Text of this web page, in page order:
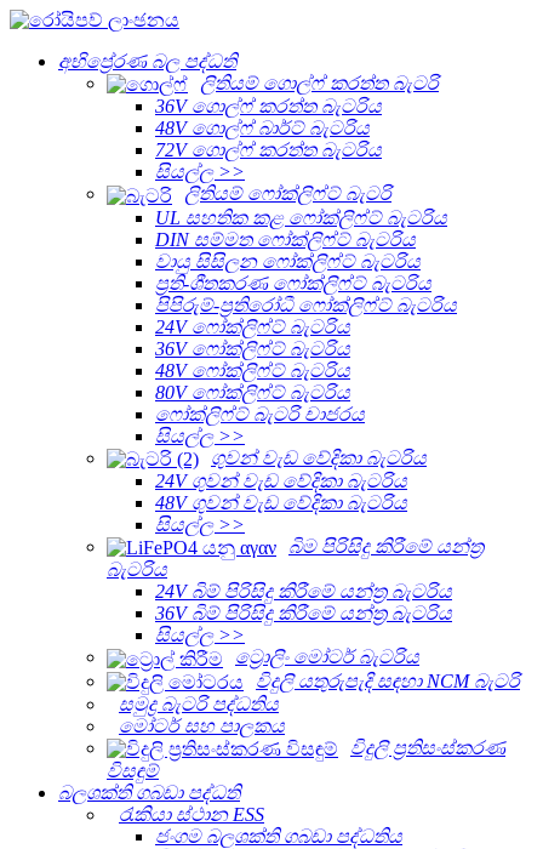
අභිප්‍රේරණ බල පද්ධති
ලිතියම් ගොල්ෆ් කරත්ත බැටරි
36V ගොල්ෆ් කරත්ත බැටරිය
48V ගොල්ෆ් බාර්ට් බැටරිය
72V ගොල්ෆ් කරත්ත බැටරිය
සියල්ල >>
ලිතියම් ෆෝක්ලිෆ්ට් බැටරි
UL සහතික කළ ෆෝක්ලිෆ්ට් බැටරිය
DIN සම්මත ෆෝක්ලිෆ්ට් බැටරිය
වායු සිසිලන ෆෝක්ලිෆ්ට් බැටරිය
ප්‍රති-ශීතකරණ ෆෝක්ලිෆ්ට් බැටරිය
පිපිරුම්-ප්‍රතිරෝධී ෆෝක්ලිෆ්ට් බැටරිය
24V ෆෝක්ලිෆ්ට් බැටරිය
36V ෆෝක්ලිෆ්ට් බැටරිය
48V ෆෝක්ලිෆ්ට් බැටරිය
80V ෆෝක්ලිෆ්ට් බැටරිය
ෆෝක්ලිෆ්ට් බැටරි චාජරය
සියල්ල >>
ගුවන් වැඩ වේදිකා බැටරිය
24V ගුවන් වැඩ වේදිකා බැටරිය
48V ගුවන් වැඩ වේදිකා බැටරිය
සියල්ල >>
බිම පිරිසිදු කිරීමේ යන්ත්‍ර
බැටරිය
24V බිම් පිරිසිදු කිරීමේ යන්ත්‍ර බැටරිය
36V බිම් පිරිසිදු කිරීමේ යන්ත්‍ර බැටරිය
සියල්ල >>
ට්‍රොලිං මෝටර් බැටරිය
විදුලි යතුරුපැදි සඳහා NCM බැටරි
සමුද්‍ර බැටරි පද්ධතිය
මෝටර් සහ පාලකය
විදුලි ප්‍රතිසංස්කරණ
විසඳුම්
බලශක්ති ගබඩා පද්ධති
රැකියා ස්ථාන ESS
ජංගම බලශක්ති ගබඩා පද්ධතිය